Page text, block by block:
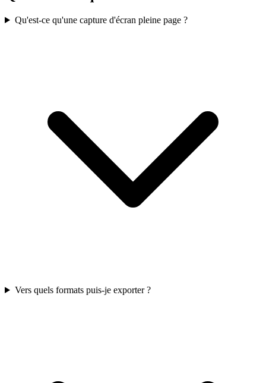
Qu'est-ce qu'une capture d'écran pleine page ?
Vers quels formats puis-je exporter ?